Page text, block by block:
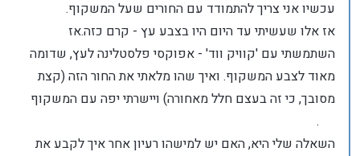
עכשיו אני צריך להתמודד עם החורים שעל המשקוף.
אז אלו שעשיתי עד היום היו בצבע עץ - קרם כזה.אז
השתמשתי עם 'קוויק ווד' - אפוקסי פלסטלינה לעץ, שדומה
מאוד לצבע המשקוף. ואיך שהו מלאתי את החור הזה (קצת
מסובך, כי זה בעצם חלל מאחורה) ויישרתי יפה עם המשקוף
.
השאלה שלי היא, האם יש למישהו רעיון אחר איך לקבע את